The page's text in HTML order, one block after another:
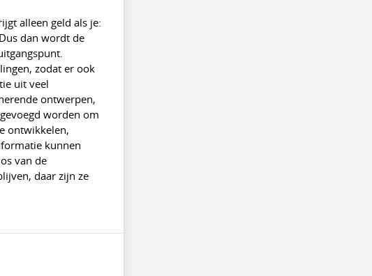
alleen geld als je:
dan wordt de
zodat er ook
uit veel
ontwerpen,
worden om
ontwikkelen,
kunnen
van de
daar zijn ze